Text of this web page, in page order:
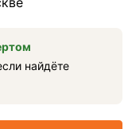
найдёте